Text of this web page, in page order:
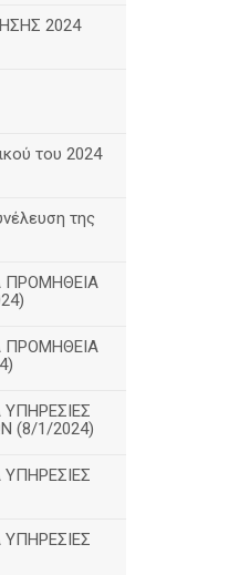
2024
του 2024
της
ΠΡΟΜΗΘΕΙΑ
ΠΡΟΜΗΘΕΙΑ
(8/1/2024)